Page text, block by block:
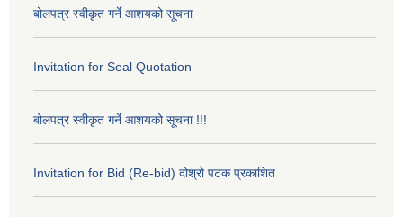
बोलपत्र स्वीकृत गर्ने आशयको सूचना
Invitation for Seal Quotation
बोलपत्र स्वीकृत गर्ने आशयको सूचना !!!
Invitation for Bid (Re-bid) दोश्रो पटक प्रकाशित